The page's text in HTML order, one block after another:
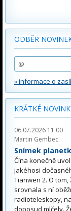
ODBĚR
» informace o
KRÁTKÉ
06.07.2026 11:00
Martin Gembec
Snímek
Čína konečně
jakéhosi
Tianwen 2. O
srovnala s ní
radioteleskopy,
doposud mlčely.